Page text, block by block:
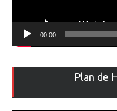
00:00
Plan de